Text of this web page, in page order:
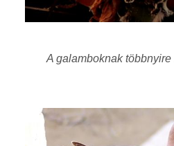
A galamboknak többnyire